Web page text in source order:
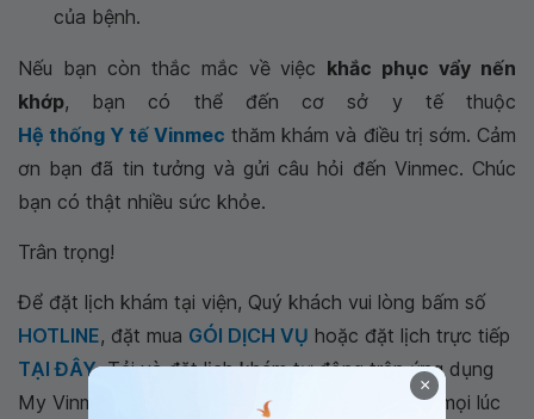
của bệnh.
Nếu bạn còn thắc mắc về việc khắc phục vẩy nến
khớp, bạn có thể đến cơ sở y tế thuộc
Hệ thống Y tế Vinmec thăm khám và điều trị sớm. Cảm
ơn bạn đã tin tưởng và gửi câu hỏi đến Vinmec. Chúc
bạn có thật nhiều sức khỏe.
Trân trọng!
Để đặt lịch khám tại viện, Quý khách vui lòng bấm số
HOTLINE, đặt mua GÓI DỊCH VỤ hoặc đặt lịch trực tiếp
TẠI ĐÂY. Tải và đặt lịch khám tự động trên ứng dụng
My Vinmec để quản lý, theo dõi lịch và đặt hẹn mọi lúc
×